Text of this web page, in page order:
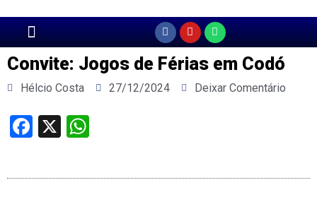
Convite: Jogos de Férias em Codó
Hélcio Costa 27/12/2024 Deixar Comentário
Facebook
X